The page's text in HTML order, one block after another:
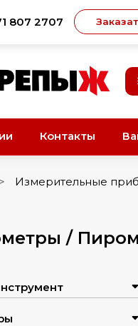
807 2707
Контакты
Измерительные
/